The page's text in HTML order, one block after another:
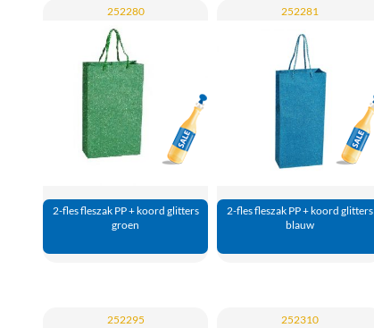
252280
2-fles fleszak PP + koord glitters
groen
252281
2-fles fleszak PP + koord glitters
blauw
252295 252310